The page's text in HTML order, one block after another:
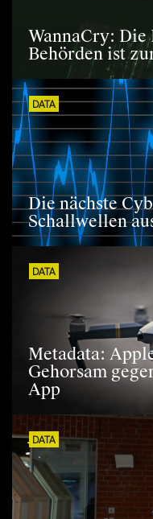
WannaCry:
Behörden ist
DATA
Die nächste
Schallwellen
DATA
Metadata:
Gehorsam
App
DATA